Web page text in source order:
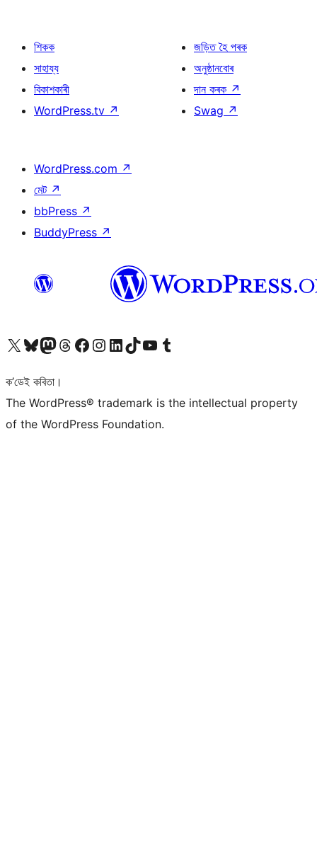
শিকক
সাহায্য
বিকাশকাৰী
WordPress.tv ↗
জড়িত হৈ পৰক
অনুষ্ঠানবোৰ
দান কৰক ↗
Swag ↗
WordPress.com ↗
মেট ↗
bbPress ↗
BuddyPress ↗
আমাৰ X (আগৰ Twitter) একাউণ্টলৈ যাওকআমাৰ Bluesky একাউণ্টলৈ যাওকআমাৰ Mastodon একাউণ্টলৈ যাওকআমাৰ Threads একাউণ্টলৈ যাওকআমাৰ Facebook পৃষ্ঠালৈ যাওকআমাৰ Instagram একাউণ্টলৈ যাওকআমাৰ LinkedIn একাউণ্টলৈ যাওকআমাৰ TikTok একাউণ্টলৈ যাওকআমাৰ YouTube চেনেললৈ যাওকআমাৰ Tumblr একাউণ্টলৈ যাওক
ক’ডেই কবিতা।
The WordPress® trademark is the intellectual property
of the WordPress Foundation.